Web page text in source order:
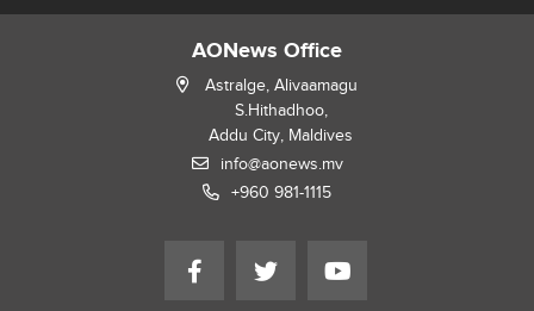
AONews Office
Astralge, Alivaamagu
S.Hithadhoo,
Addu City, Maldives
info@aonews.mv
+960 981-1115